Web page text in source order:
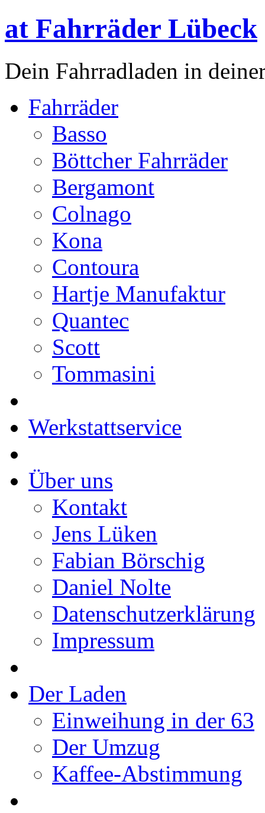
at Fahrräder Lübeck
Dein Fahrradladen in
Fahrräder
Basso
Böttcher Fahrräder
Bergamont
Colnago
Kona
Contoura
Hartje Manufaktur
Quantec
Scott
Tommasini
Werkstattservice
Über uns
Kontakt
Jens Lüken
Fabian Börschig
Daniel Nolte
Datenschutzerklärung
Impressum
Der Laden
Einweihung in der 63
Der Umzug
Kaffee-Abstimmung